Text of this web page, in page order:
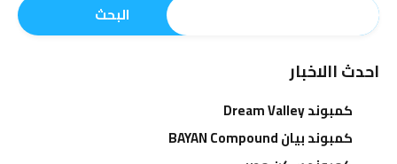
البحث
احدث االاخبار
كمبوند Dream Valley
كمبوند بيان BAYAN Compound